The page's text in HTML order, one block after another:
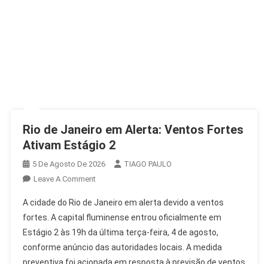
Rio de Janeiro em Alerta: Ventos Fortes
Ativam Estágio 2
5 De Agosto De 2026
TIAGO PAULO
Leave A CommentOn
De
Janeiro
Em
Alerta:
Ventos
A cidade do Rio de Janeiro em alerta devido a ventos
fortes. A capital fluminense entrou oficialmente em
Estágio 2 às 19h da última terça-feira, 4 de agosto,
conforme anúncio das autoridades locais. A medida